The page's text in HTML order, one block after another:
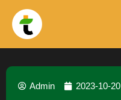
Admin 2023-10-20